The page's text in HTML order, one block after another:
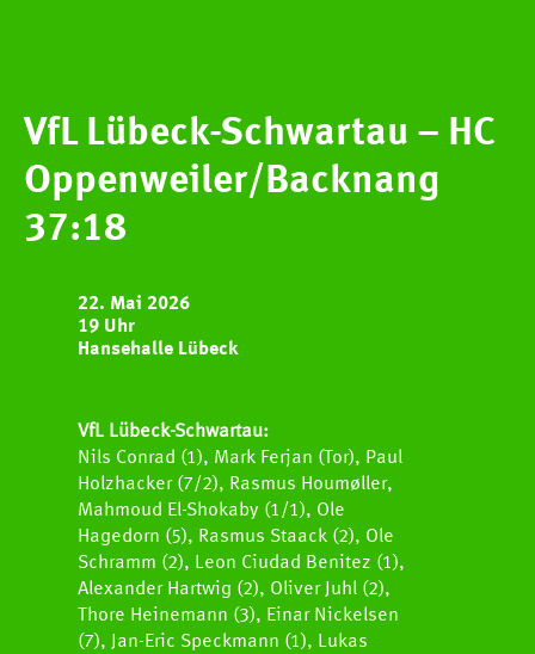
HCOB
TEAMS
NEWS
Newscenter
Pressestelle
Handball Aktuell
Datenbank
VfL Lübeck-Schwartau – HC
Oppenweiler/Backnang
37:18
22. Mai 2026
19 Uhr
Hansehalle Lübeck
VfL Lübeck-Schwartau:
Nils Conrad (1), Mark Ferjan (Tor), Paul
Holzhacker (7/2), Rasmus Houmøller,
Mahmoud El-Shokaby (1/1), Ole
Hagedorn (5), Rasmus Staack (2), Ole
Schramm (2), Leon Ciudad Benitez (1),
Alexander Hartwig (2), Oliver Juhl (2),
Thore Heinemann (3), Einar Nickelsen
(7), Jan-Eric Speckmann (1), Lukas